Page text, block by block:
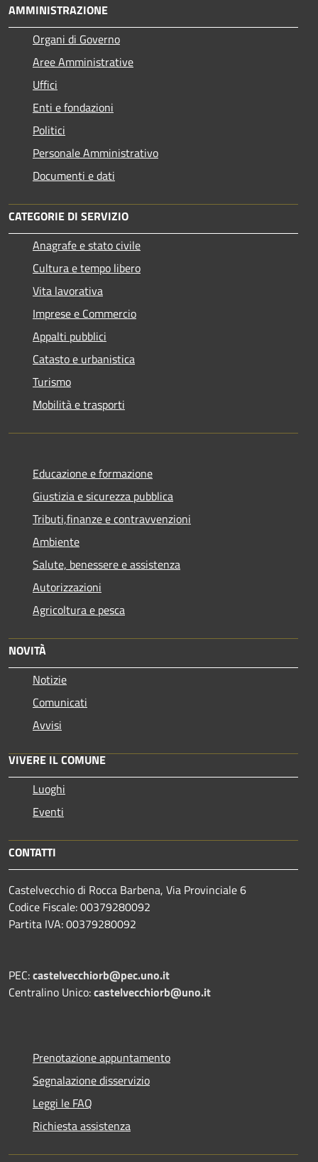
AMMINISTRAZIONE
Organi di Governo
Aree Amministrative
Uffici
Enti e fondazioni
Politici
Personale Amministrativo
Documenti e dati
CATEGORIE DI SERVIZIO
Anagrafe e stato civile
Cultura e tempo libero
Vita lavorativa
Imprese e Commercio
Appalti pubblici
Catasto e urbanistica
Turismo
Mobilità e trasporti
Educazione e formazione
Giustizia e sicurezza pubblica
Tributi,finanze e contravvenzioni
Ambiente
Salute, benessere e assistenza
Autorizzazioni
Agricoltura e pesca
NOVITÀ
Notizie
Comunicati
Avvisi
VIVERE IL COMUNE
Luoghi
Eventi
CONTATTI
Castelvecchio di Rocca Barbena, Via Provinciale 6
Codice Fiscale: 00379280092
Partita IVA: 00379280092
PEC:castelvecchiorb@pec.uno.it
Centralino Unico:castelvecchiorb@uno.it
Prenotazione appuntamento
Segnalazione disservizio
Leggi le FAQ
Richiesta assistenza